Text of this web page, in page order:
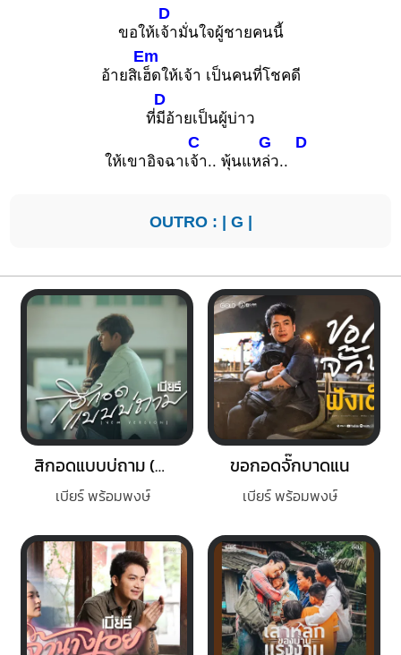
ขอให้เ
D
จ้ามั่นใจผู้ชายคนนี้
อ้ายสิเ
Em
ฮ็ดให้เจ้า เป็นคนที่โชคดี
ที่
D
มีอ้ายเป็นผู้บ่าว
ให้เขาอิจฉาเ
C
จ้า.. พุ้นแห
G
ล่ว..
D
OUTRO : | G |
สิกอดแบบบ่ถาม (NEW VERSION)
เบียร์ พร้อมพงษ์
ขอกอดจั๊กบาดแน
เบียร์ พร้อมพงษ์